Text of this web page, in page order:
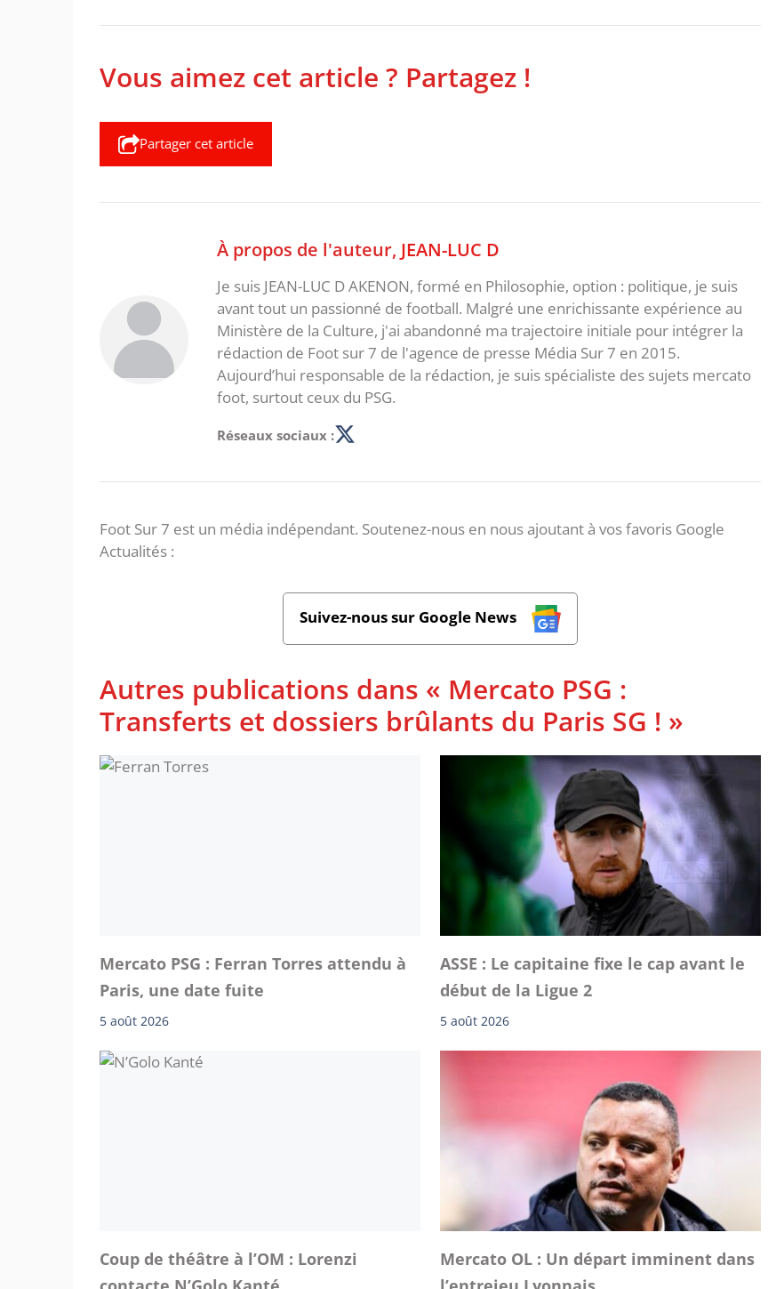
Vous aimez cet article ? Partagez !
Partager cet article
À propos de l'auteur, JEAN-LUC D
Je suis JEAN-LUC D AKENON, formé en Philosophie, option : politique, je suis
avant tout un passionné de football. Malgré une enrichissante expérience au
Ministère de la Culture, j'ai abandonné ma trajectoire initiale pour intégrer la
rédaction de Foot sur 7 de l'agence de presse Média Sur 7 en 2015.
Aujourd’hui responsable de la rédaction, je suis spécialiste des sujets mercato
foot, surtout ceux du PSG.
Réseaux sociaux :
Foot Sur 7 est un média indépendant. Soutenez-nous en nous ajoutant à vos favoris Google
Actualités :
Suivez-nous sur Google News
Autres publications dans « Mercato PSG :
Transferts et dossiers brûlants du Paris SG ! »
Mercato PSG : Ferran Torres attendu à
Paris, une date fuite
5 août 2026
ASSE : Le capitaine fixe le cap avant le
début de la Ligue 2
5 août 2026
Coup de théâtre à l’OM : Lorenzi
Mercato OL : Un départ imminent dans